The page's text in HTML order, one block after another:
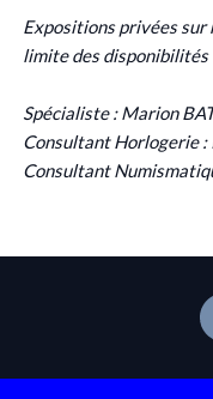
Expositions privées sur
limite des disponibilités
Spécialiste : Marion
Consultant Horlogerie :
Consultant